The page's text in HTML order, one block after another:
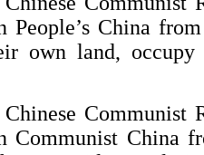
China
own land, occupy
Communist
Communist China